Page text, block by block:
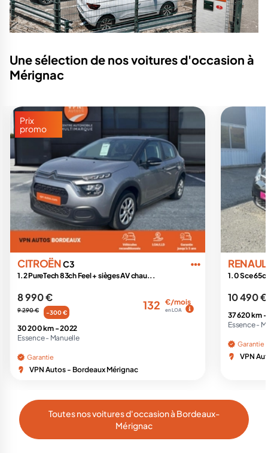
Une sélection de nos voitures d'occasion à
Mérignac
Prix
promo
CITROËNC3
1.2 PureTech 83ch Feel + sièges AV chau...
8 990 €
9 290 € -300 €
132 €/mois
en LOA
30 200 km -2022
Essence - Manuelle
Garantie
VPN Autos - Bordeaux Mérignac
1.0 Sce
10 490 €
37 620 km -
Essence -
Garantie
VPN
Toutes nos voitures d'occasion à Bordeaux-
Mérignac